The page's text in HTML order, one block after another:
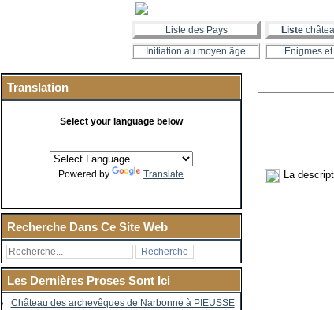
Liste des Pays Liste
Initiation au moyen âge
Enigmes
Translation
Select your language below
Powered by Translate
Recherche Dans Ce Site Web
Les Dernières Proses Sont Ici
Château des archevêques de Narbonne à PIEUSSE
La